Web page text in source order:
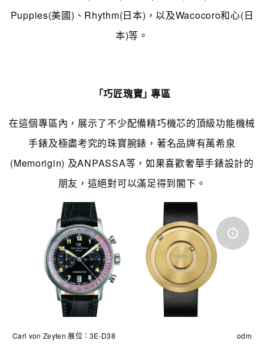
Puppies(美國)、Rhythm(日本)，以及Wacocoro和心(日
本)等 。
「巧匠瑰寶｣ 專區
在這個專區內，展示了不少配備精巧機芯的頂級功能機械
手錶及極盡考究的珠寶腕錶 ，著名品牌有萬希泉
(Memorigin) 及ANPASSA等，如果喜歡奢華手錶設計的
朋友，這絕對可以滿足得到閣下 。
Carl von Zeyten 展位：3E-D38 odm